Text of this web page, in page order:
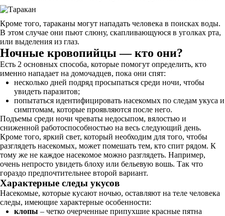
Кроме того, тараканы могут нападать человека в поисках воды.
В этом случае они пьют слюну, скапливающуюся в уголках рта,
или выделения из глаз.
Ночные кровопийцы — кто они?
Есть 2 основных способа, которые помогут определить, кто
именно нападает на домочадцев, пока они спят:
несколько дней подряд просыпаться среди ночи, чтобы
увидеть паразитов;
попытаться идентифицировать насекомых по следам укуса и
симптомам, которые проявляются после него.
Подъемы среди ночи чреваты недосыпом, вялостью и
сниженной работоспособностью на весь следующий день.
Кроме того, яркий свет, который необходим для того, чтобы
разглядеть насекомых, может помешать тем, кто спит рядом. К
тому же не каждое насекомое можно разглядеть. Например,
очень непросто увидеть блоху или бельевую вошь. Так что
гораздо предпочтительнее второй вариант.
Характерные следы укусов
Насекомые, которые кусают ночью, оставляют на теле человека
следы, имеющие характерные особенности:
клопы – четко очерченные припухшие красные пятна